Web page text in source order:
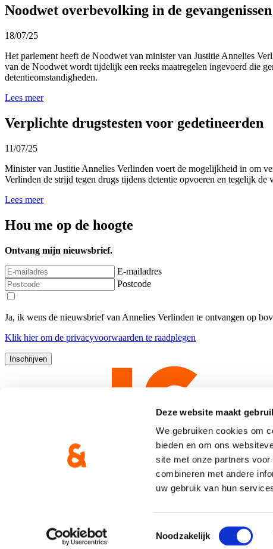
Deze website maakt
We gebruiken cookies om
bieden en om ons
site met onze partners
combineren met andere
uw gebruik van hun
Toestemmingsselectie
Noodzakelijk
Noodwet overbevolking in de gevangenissen
18/07/25
Het parlement heeft de Noodwet van minister van Justitie Annelies
van de Noodwet wordt tijdelijk een reeks maatregelen ingevoerd die
detentieomstandigheden.
Lees meer
Verplichte drugstesten voor gedetineerden
11/07/25
Minister van Justitie Annelies Verlinden voert de mogelijkheid in om
Verlinden de strijd tegen drugs tijdens detentie opvoeren en tegelijk
Lees meer
Hou me op de hoogte
Ontvang mijn nieuwsbrief.
E-mailadres
Postcode
Ja, ik wens de nieuwsbrief van Annelies Verlinden te ontvangen op
Klik hierom de privacyvoorwaarden te raadplegen
Brand Response